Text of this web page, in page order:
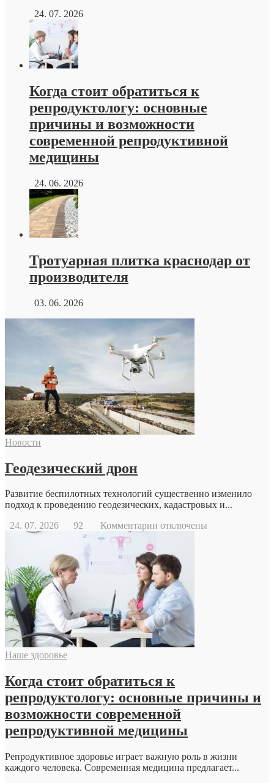
24. 07. 2026
Когда стоит обратиться к
репродуктологу: основные
причины и возможности
современной репродуктивной
медицины
24. 06. 2026
Тротуарная плитка краснодар от
производителя
03. 06. 2026
Новости
Геодезический дрон
Развитие беспилотных технологий существенно изменило
подход к проведению геодезических, кадастровых и...
24. 07. 2026
92 Комментарии к
дрон
отключены
Наше здоровье
Когда стоит обратиться к
репродуктологу: основные причины и
возможности современной
репродуктивной медицины
Репродуктивное здоровье играет важную роль в жизни
каждого человека. Современная медицина предлагает...